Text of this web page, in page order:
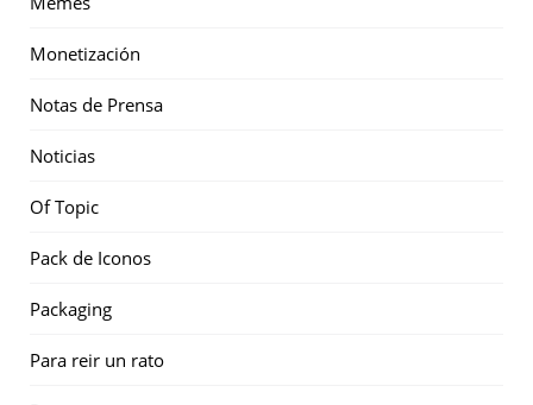
Monetización
Notas de Prensa
Noticias
Of Topic
Pack de Iconos
Packaging
Para reir un rato